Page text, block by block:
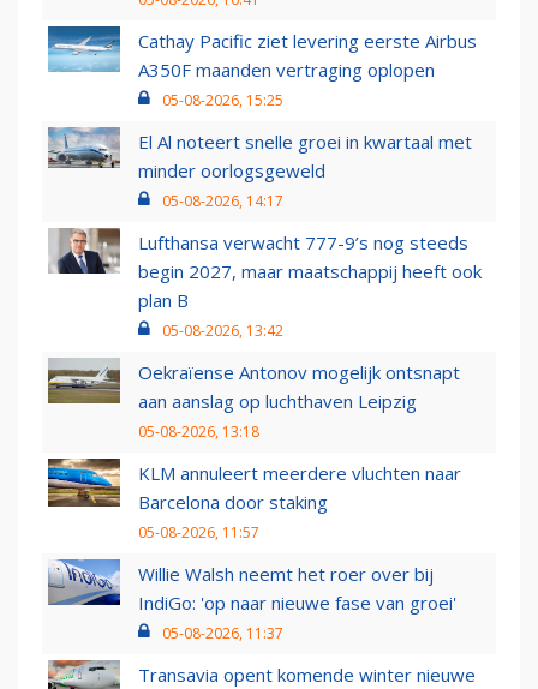
Cathay Pacific ziet levering eerste Airbus
A350F maanden vertraging oplopen
05-08-2026, 15:25
El Al noteert snelle groei in kwartaal met
minder oorlogsgeweld
05-08-2026, 14:17
Lufthansa verwacht 777-9’s nog steeds
begin 2027, maar maatschappij heeft ook
plan B
05-08-2026, 13:42
Oekraïense Antonov mogelijk ontsnapt
aan aanslag op luchthaven Leipzig
05-08-2026, 13:18
KLM annuleert meerdere vluchten naar
Barcelona door staking
05-08-2026, 11:57
Willie Walsh neemt het roer over bij
IndiGo: 'op naar nieuwe fase van groei'
05-08-2026, 11:37
Transavia opent komende winter nieuwe